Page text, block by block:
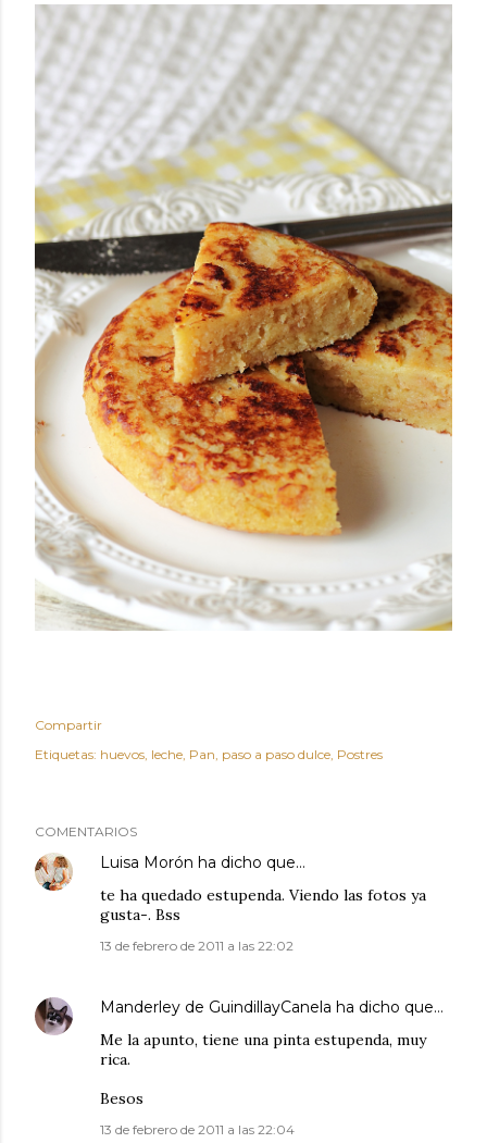
Compartir
Etiquetas: huevos leche Pan paso a paso dulce Postres
COMENTARIOS
Luisa Morón ha dicho que…
te ha quedado estupenda. Viendo las fotos ya
gusta-. Bss
13 de febrero de 2011 a las 22:02
Manderley de GuindillayCanela ha dicho que…
Me la apunto, tiene una pinta estupenda, muy
rica.
Besos
13 de febrero de 2011 a las 22:04